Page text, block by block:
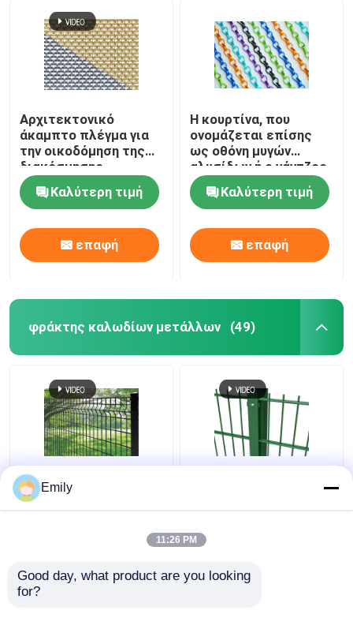
Αρχιτεκτονικό
άκαμπτο πλέγμα για
την οικοδόμηση της
διακόσμησης
προσόψεων
Καλύτερη τιμή
επαφή
Η κουρτίνα, που
ονομάζεται επίσης
ως οθόνη μυγών
αλυσίδων ή ο γάντζος
συνδέσεων αλυσίδων
αλυσοδένει την
κουρτίνα, υλικό
αργιλίου
Καλύτερη τιμή
επαφή
φράκτης καλωδίων μετάλλων (49)
φράκτης καλωδίων
μετάλλων φρακτών
τρισδιάστατος 5mm
Διπλό Σύρμα Φράχτης
6/5/6mm σύρμα
Emily
11:26 PM
Good day, what product are you looking
for?